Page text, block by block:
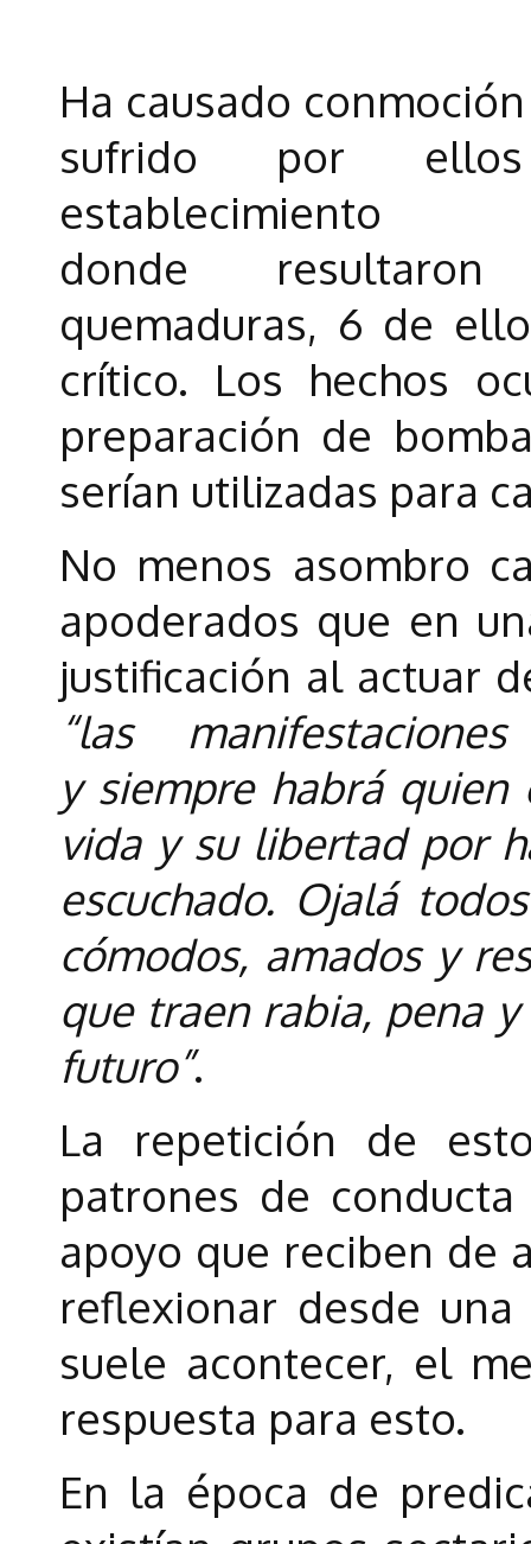
Ha causado
sufrido por
establecimiento
donde
quemaduras, 6 de
crítico. Los hechos
preparación de
serían utilizadas para
No menos asombro
apoderados que en
justificación al actuar
“las
y siempre habrá
vida y su libertad por
escuchado. Ojalá
cómodos, amados y
que traen rabia, pena
futuro”.
La repetición de
patrones de
apoyo que reciben de
reflexionar desde
suele acontecer, el
respuesta para esto.
En la época de